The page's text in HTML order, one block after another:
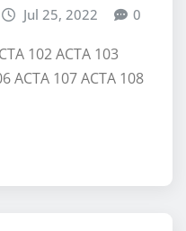
Jul 25, 2022 0
102 ACTA 103
ACTA 107 ACTA 108